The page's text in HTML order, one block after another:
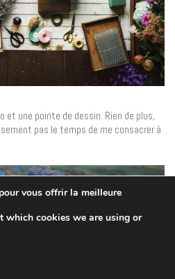
et une pointe de dessin. Rien de plus,
pas le temps de me consacrer à
vous offrir la meilleure
which cookies we are using or